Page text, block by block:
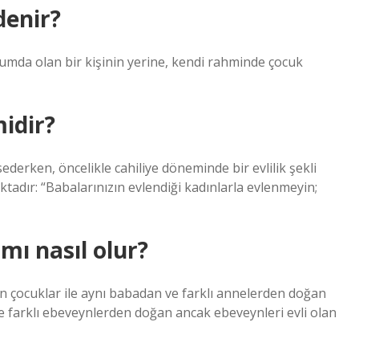
olan bir kişinin yerine, kendi rahminde çocuk
öncelikle cahiliye döneminde bir evlilik şekli
“Babalarınızın evlendiği kadınlarla evlenmeyin;
nasıl olur?
çocuklar ile aynı babadan ve farklı annelerden doğan
ebeveynlerden doğan ancak ebeveynleri evli olan